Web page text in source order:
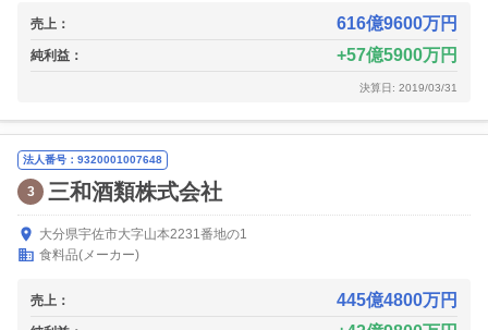
売上： 616億9600万円
純利益： 57億5900万円
決算日: 2019/03/31
法人番号：9320001007648
3 三和酒類株式会社
大分県宇佐市大字山本2231番地の1
食料品(メーカー)
売上： 445億4800万円